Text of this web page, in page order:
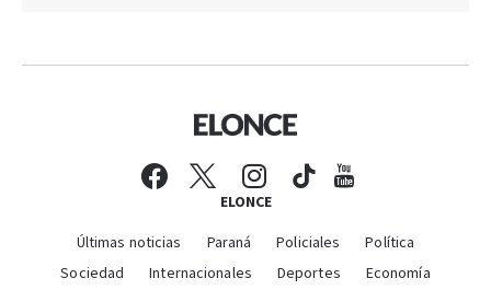
ELONCE
Últimas noticias Paraná Policiales
Política
Sociedad
Internacionales Deportes
Economía